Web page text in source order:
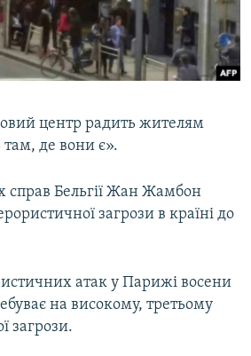
центр радить жителям
де вони є».
справ Бельгії Жан Жамбон
загрози в країні до
атак у Парижі восени
на високому, третьому
загрози.